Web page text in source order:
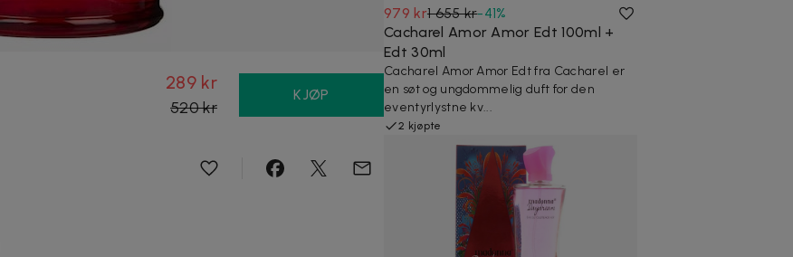
289 kr
520 kr
KJØP
979 kr1 655 kr-41%
Cacharel Amor Amor Edt 100ml +
Edt 30ml
Cacharel Amor Amor Edt fra Cacharel er
en søt og ungdommelig duft for den
eventyrlystne kv...
2 kjøpte